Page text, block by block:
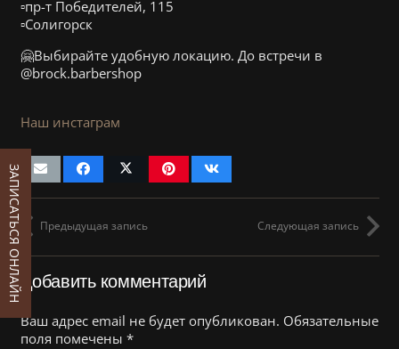
▫️пр-т Победителей, 115
▫️Солигорск
🤗Выбирайте удобную локацию. До встречи в
@brock.barbershop
Наш инстаграм
Предыдущая запись Следующая запись
Добавить комментарий
Ваш адрес email не будет опубликован. Обязательные
поля помечены *
ЗАПИСАТЬСЯ ОНЛАЙН